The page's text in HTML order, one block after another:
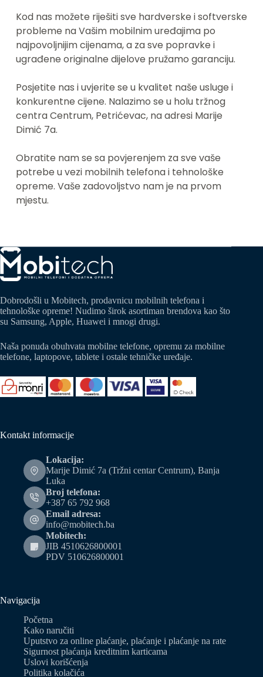
Kod nas možete riješiti sve hardverske i softverske
probleme na Vašim mobilnim uređajima po
najpovoljnijim cijenama, a za sve popravke i
ugrađene originalne dijelove pružamo garanciju.
Posjetite nas i uvjerite se u kvalitet naše usluge i
konkurentne cijene. Nalazimo se u holu tržnog
centra Centrum, Petrićevac, na adresi Marije
Dimić 7a.
Obratite nam se sa povjerenjem za sve vaše
potrebe u vezi mobilnih telefona i tehnološke
opreme. Vaše zadovoljstvo nam je na prvom
mjestu.
Dobrodošli u Mobitech, prodavnicu mobilnih telefona i
tehnološke opreme! Nudimo širok asortiman brendova kao što
su Samsung, Apple, Huawei i mnogi drugi.
Naša ponuda obuhvata mobilne telefone, opremu za mobilne
telefone, laptopove, tablete i ostale tehničke uređaje.
Kontakt informacije
Lokacija:
Marije Dimić 7a (Tržni centar Centrum), Banja
Luka
Broj telefona:
+387 65 792 968
Email adresa:
info@mobitech.ba
Mobitech:
JIB 4510626800001
PDV 510626800001
Navigacija
Početna
Kako naručiti
Uputstvo za online plaćanje, plaćanje i plaćanje na rate
Sigurnost plaćanja kreditnim karticama
Uslovi korišćenja
Politika kolačića